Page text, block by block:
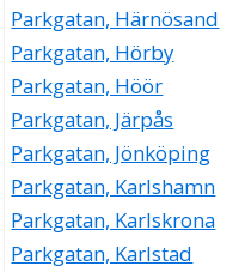
Parkgatan, Härnösand
Parkgatan, Hörby
Parkgatan, Höör
Parkgatan, Järpås
Parkgatan, Jönköping
Parkgatan, Karlshamn
Parkgatan, Karlskrona
Parkgatan, Karlstad